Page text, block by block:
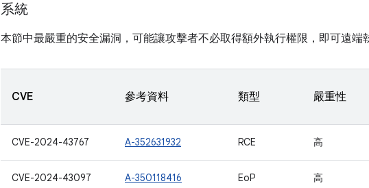
系統
本節中最嚴重的安全漏洞，可能讓攻擊者不必取得額外執行權限，即可遠端
CVE 參考資料 類型 嚴重性
CVE-2024-43767 A-352631932 RCE 高
CVE-2024-43097 A-350118416 EoP 高